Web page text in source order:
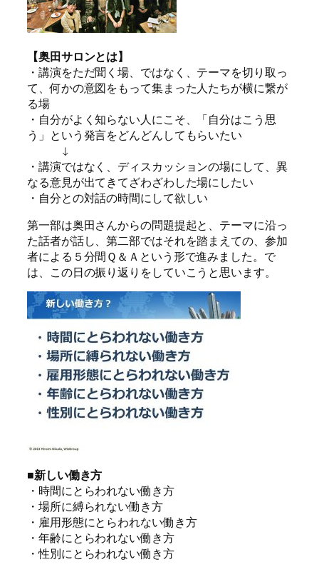
【奥田サロンとは】
・講演をただ聞く場、ではなく、テーマを切り取っ
て、何かの意図をもって集まった人たちが横に繋が
る場
・自分がよく知らない人にこそ、「自分はこう思
う」という発言をどんどんしてもらいたい
↓
・講演ではなく、ディスカッションの場にして、異
なる意見が出てきてざわざわした場にしたい
・自分との対話の時間にして欲しい
第一部は奥田さんからの問題提起と、テーマに沿っ
た話者が話し、第二部ではそれを踏まえての、参加
者による５分間Ｑ＆Ａという形で進みました。で
は、この日の振り返りをしていこうと思います。
■新しい働き方
・時間にとらわれない働き方
・場所に縛られない働き方
・雇用形態にとらわれない働き方
・年齢にとらわれない働き方
・性別にとらわれない働き方